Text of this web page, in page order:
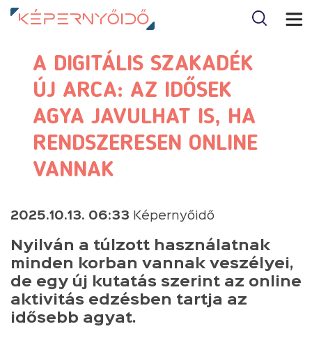
A DIGITÁLIS SZAKADÉK
ÚJ ARCA: AZ IDŐSEK
AGYA JAVULHAT IS, HA
RENDSZERESEN ONLINE
VANNAK
2025.10.13. 06:33 Képernyőidő
Nyilván a túlzott használatnak
minden korban vannak veszélyei,
de egy új kutatás szerint az online
aktivitás edzésben tartja az
idősebb agyat.